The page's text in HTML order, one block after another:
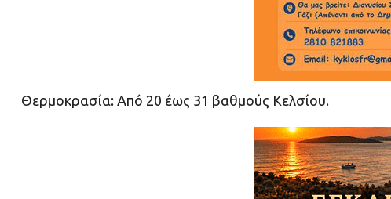
Θερμοκρασία: Από 20 έως 31 βαθμούς Κελσίου.